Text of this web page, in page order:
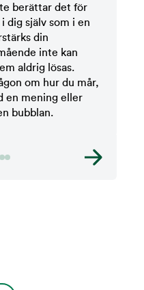
berättar det för
dig själv som i en
din
inte kan
aldrig lösas.
om hur du mår,
en mening eller
bubblan.